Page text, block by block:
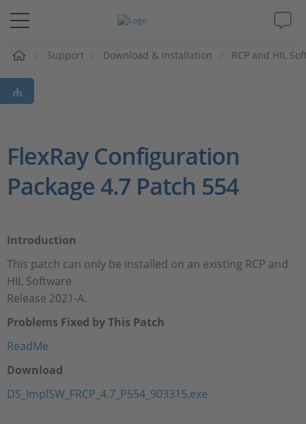
Solutions & Produits
Support
Société
Support Download & Installation RCP and HIL
FlexRay Configuration
Package 4.7 Patch 554
Introduction
This patch can only be installed on an existing RCP and
HIL Software
Release 2021-A.
Problems Fixed by This Patch
ReadMe
Download
DS_ImplSW_FRCP_4.7_P554_903315.exe